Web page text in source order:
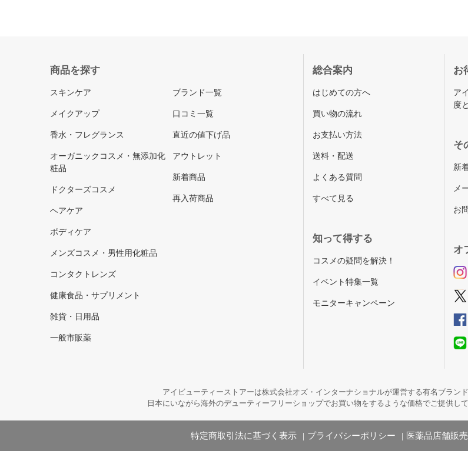
商品を探す
スキンケア
メイクアップ
香水・フレグランス
オーガニックコスメ・無添加化
粧品
ドクターズコスメ
ヘアケア
ボディケア
メンズコスメ・男性用化粧品
コンタクトレンズ
健康食品・サプリメント
雑貨・日用品
一般市販薬
ブランド一覧
口コミ一覧
直近の値下げ品
アウトレット
新着商品
再入荷商品
総合案内
はじめての方へ
買い物の流れ
お支払い方法
送料・配送
よくある質問
すべて見る
知って得する
コスメの疑問を解決！
イベント特集一覧
モニターキャンペーン
お
ア
度
そ
新
メ
お
オ
アイビューティーストアーは株式会社オズ・インターナショナルが運営する有名ブラン
日本にいながら海外のデューティーフリーショップでお買い物をするような価格でご提供し
特定商取引法に基づく表示 プライバシーポリシー 医薬品店舗販